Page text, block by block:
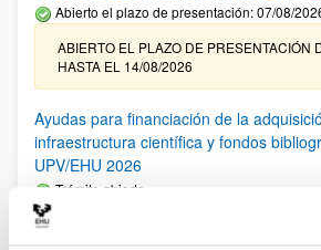
Abierto el plazo de presentación: 07/08/
ABIERTO EL PLAZO DE PRESENTACIÓN
HASTA EL 14/08/2026
Ayudas para financiación de la
infraestructura científica y fondos
UPV/EHU 2026
Trámite abierto
solicitudes admitidas y excluidas. 23/03/